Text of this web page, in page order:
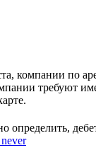
компании по
требуют
определить,